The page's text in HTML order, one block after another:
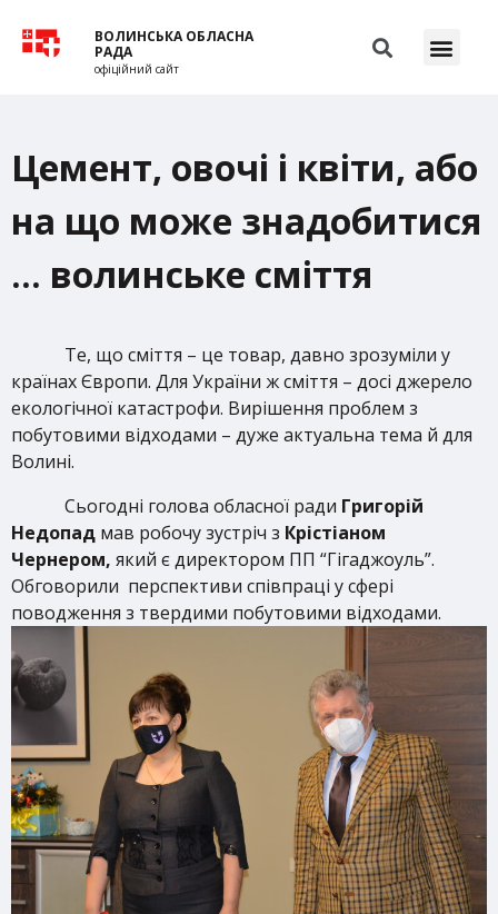
ВОЛИНСЬКА ОБЛАСНА
РАДА
офіційний сайт
Цемент, овочі і квіти, або
на що може знадобитися
… волинське сміття
Те, що сміття – це товар, давно зрозуміли у
країнах Європи. Для України ж сміття – досі джерело
екологічної катастрофи. Вирішення проблем з
побутовими відходами – дуже актуальна тема й для
Волині.
Сьогодні голова обласної ради Григорій
Недопад мав робочу зустріч з Крістіаном
Чернером, який є директором ПП “Гігаджоуль”.
Обговорили перспективи співпраці у сфері
поводження з твердими побутовими відходами.